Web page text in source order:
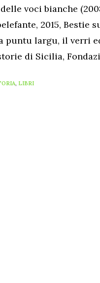
voci bianche
2015, Bestie
puntu largu, il verri
di Sicilia,
, LIBRI